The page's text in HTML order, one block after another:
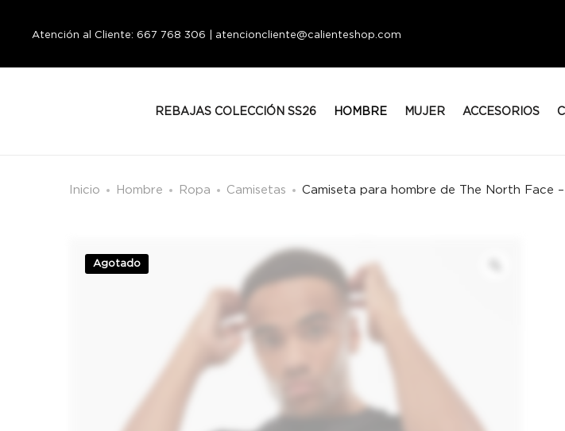
Atención al Cliente: 667 768 306 | atencioncliente@calienteshop.com
REBAJAS COLECCIÓN SS26 HOMBRE MUJER ACCESORIOS
Inicio Hombre Ropa Camisetas Camiseta para hombre de The North Face
Agotado